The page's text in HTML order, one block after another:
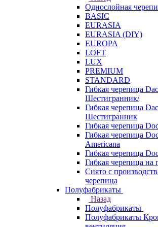
Однослойная
BASIC
EURASIA
EURASIA (DIY)
EUROPA
LOFT
LUX
PREMIUM
STANDARD
Гибкая черепица
Шестигранник/
Гибкая черепица
Шестигранник
Гибкая черепица
Гибкая черепица
Americana
Гибкая черепица
Гибкая черепица на
Снято с
черепица
Полуфабрикаты
Назад
Полуфабрикаты
Полуфабрикаты